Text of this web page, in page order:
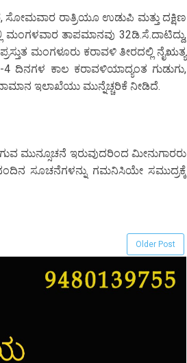
ಸೋಮವಾರ ರಾತ್ರಿಯೂ ಉಡುಪಿ ಮತ್ತು ದಕ್ಷಿಣ
ತಾಪಮಾನವು 32ಡಿ.ಸೆ.ದಾಟಿದ್ದು,
ಮಂಗಳೂರು ಕರಾವಳಿ ತೀರದಲ್ಲಿ ನೈಋತ್ಯ
ದಿನಗಳ ಕಾಲ ಕರಾವಳಿಯಾದ್ಯಂತ ಗುಡುಗು,
ಇಲಾಖೆಯು ಮುನ್ನೆಚ್ಚರಿಕೆ ನೀಡಿದೆ.
ಮುನ್ಸೂಚನೆ ಇರುವುದರಿಂದ ಮೀನುಗಾರರು
ಸೂಚನೆಗಳನ್ನು ಗಮನಿಸಿಯೇ ಸಮುದ್ರಕ್ಕೆ
Older Post